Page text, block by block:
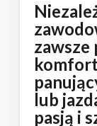
zawsze
lub
pasją i